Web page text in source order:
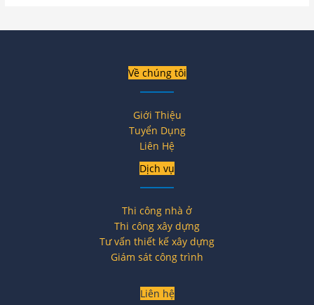
Về chúng tôi
Giới Thiệu
Tuyển Dụng
Liên Hệ
Dịch vụ
Thi công nhà ở
Thi công xây dựng
Tư vấn thiết kế xây dựng
Giám sát công trình
Liên hệ